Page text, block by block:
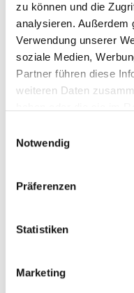
zu können und die
analysieren. Außerdem
Verwendung unserer
soziale Medien,
Partner führen diese
weiteren Daten
Notwendig
Präferenzen
Statistiken
Marketing
Zimmertyp und
auswählen
Zimmertyp
Anzahl
*